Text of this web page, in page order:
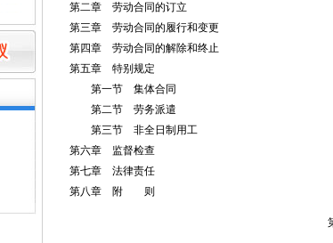
第二章 劳动合同的订立
第三章 劳动合同的履行和变更
第四章 劳动合同的解除和终止
第五章 特别规定
第一节 集体合同
第二节 劳务派遣
第三节 非全日制用工
第六章 监督检查
第七章 法律责任
第八章 附 则